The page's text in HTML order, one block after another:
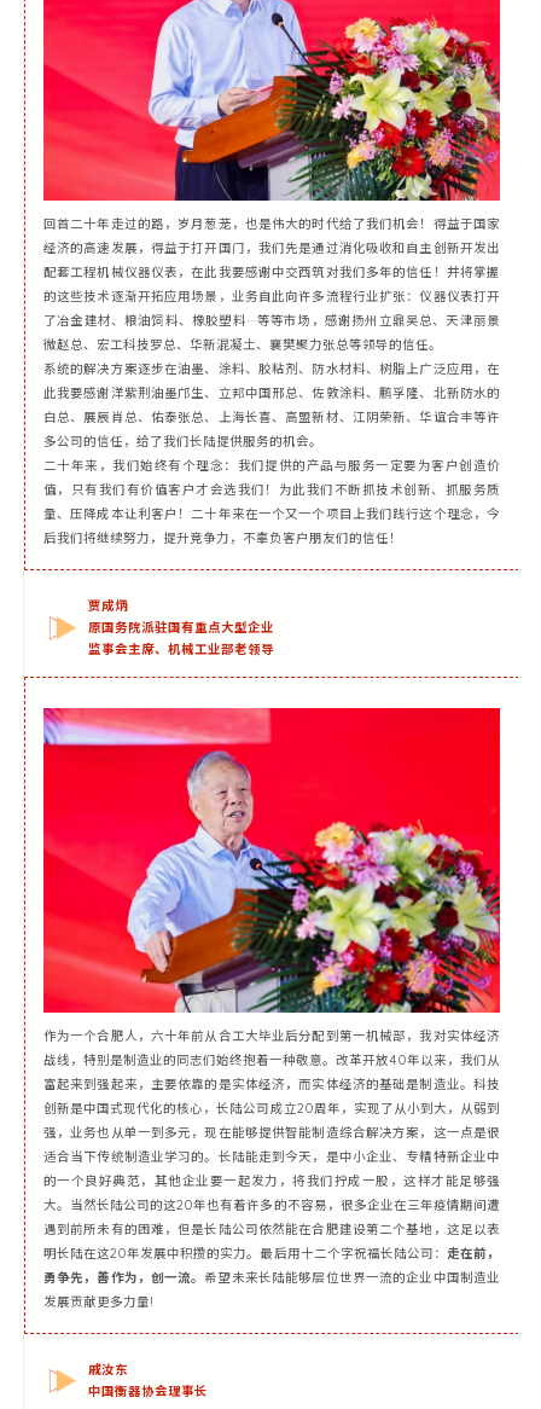
回首二十年走过的路，岁月葱茏，也是伟大的时代给了我们机会！得益于国家
经济的高速发展，得益于打开国门，我们先是通过消化吸收和自主创新开发出
配套工程机械仪器仪表，在此我要感谢中交西筑对我们多年的信任！并将掌握
的这些技术逐渐开拓应用场景，业务自此向许多流程行业扩张：仪器仪表打开
了冶金建材、粮油饲料、橡胶塑料…等等市场，感谢扬州立鼎吴总、天津丽景
微赵总、宏工科技罗总、华新混凝土、襄樊聚力张总等领导的信任。
系统的解决方案逐步在油墨、涂料、胶粘剂、防水材料、树脂上广泛应用，在
此我要感谢洋紫荆油墨邝生、立邦中国邢总、佐敦涂料、鹏孚隆、北新防水的
白总、展辰肖总、佑泰张总、上海长喜、高盟新材、江阴荣新、华谊合丰等许
多公司的信任，给了我们长陆提供服务的机会。
二十年来，我们始终有个理念：我们提供的产品与服务一定要为客户创造价
值，只有我们有价值客户才会选我们！为此我们不断抓技术创新、抓服务质
量、压降成本让利客户！二十年来在一个又一个项目上我们践行这个理念，今
后我们将继续努力，提升竞争力，不辜负客户朋友们的信任！
贾成炳
原国务院派驻国有重点大型企业
监事会主席、机械工业部老领导
作为一个合肥人，六十年前从合工大毕业后分配到第一机械部，我对实体经济
战线，特别是制造业的同志们始终抱着一种敬意。改革开放40年以来，我们从
富起来到强起来，主要依靠的是实体经济，而实体经济的基础是制造业。科技
创新是中国式现代化的核心，长陆公司成立20周年，实现了从小到大，从弱到
强，业务也从单一到多元，现在能够提供智能制造综合解决方案，这一点是很
适合当下传统制造业学习的。长陆能走到今天，是中小企业、专精特新企业中
的一个良好典范，其他企业要一起发力，将我们拧成一股，这样才能足够强
大。当然长陆公司的这20年也有着许多的不容易，很多企业在三年疫情期间遭
遇到前所未有的困难，但是长陆公司依然能在合肥建设第二个基地，这足以表
明长陆在这20年发展中积攒的实力。最后用十二个字祝福长陆公司： 走在前，
勇争先，善作为，创一流。希望未来长陆能够层位世界一流的企业中国制造业
发展贡献更多力量!
戚汝东
中国衡器协会理事长